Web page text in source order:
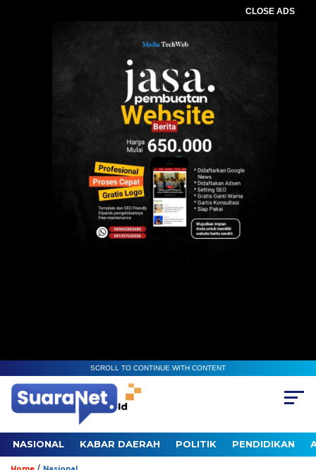
CLOSE ADS
SCROLL TO CONTINUE WITH CONTENT
NASIONAL KABAR DAERAH POLITIK PENDIDIKAN